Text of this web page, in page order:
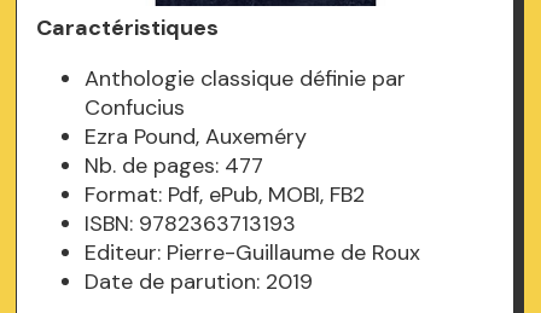
Caractéristiques
Anthologie classique définie par
Confucius
Ezra Pound, Auxeméry
Nb. de pages: 477
Format: Pdf, ePub, MOBI, FB2
ISBN: 9782363713193
Editeur: Pierre-Guillaume de Roux
Date de parution: 2019